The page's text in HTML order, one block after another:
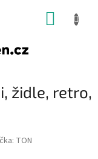
židle, retro,
TON